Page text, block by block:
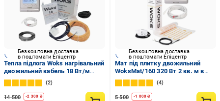
Безкоштовна доставка
в поштомати Епіцентр
Тепла підлога Woks нагрівальний
двожильний кабель 18 Вт/м
14,2-20,3 кв. м/2920 Вт 162 м з
програмованим
терморегулятором (547746)
2
14 500 -2 300 ₴
Безкоштовна доставка
в поштомати Епіцентр
Мат під плитку двожильний
WoksMat/160 320 Вт 2 кв. м в
комплекті з програмованим
терморегулятором (757675)
4
5 500 -1 000 ₴